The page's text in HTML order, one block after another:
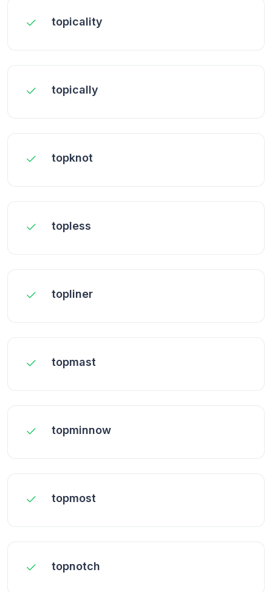
topicality
topically
topknot
topless
topliner
topmast
topminnow
topmost
topnotch